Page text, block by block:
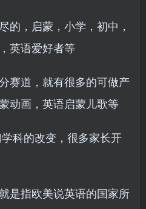
的，启蒙，小学，初中，
英语爱好者等
赛道，就有很多的可做产
动画，英语启蒙儿歌等
科的改变，很多家长开
是指欧美说英语的国家所